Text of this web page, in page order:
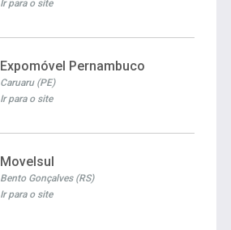
Ir para o site
Expomóvel Pernambuco
Caruaru (PE)
Ir para o site
Movelsul
Bento Gonçalves (RS)
Ir para o site